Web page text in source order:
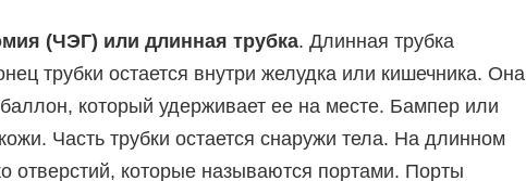
(ЧЭГ) или длинная трубка. Длинная трубка
трубки остается внутри желудка или кишечника. Она
который удерживает ее на месте. Бампер или
Часть трубки остается снаружи тела. На длинном
отверстий, которые называются портами. Порты